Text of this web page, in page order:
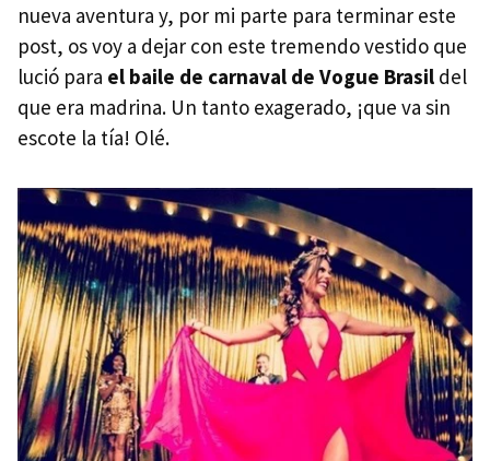
nueva aventura y, por mi parte para terminar este
post, os voy a dejar con este tremendo vestido que
lució para el baile de carnaval de Vogue Brasil del
que era madrina. Un tanto exagerado, ¡que va sin
escote la tía! Olé.